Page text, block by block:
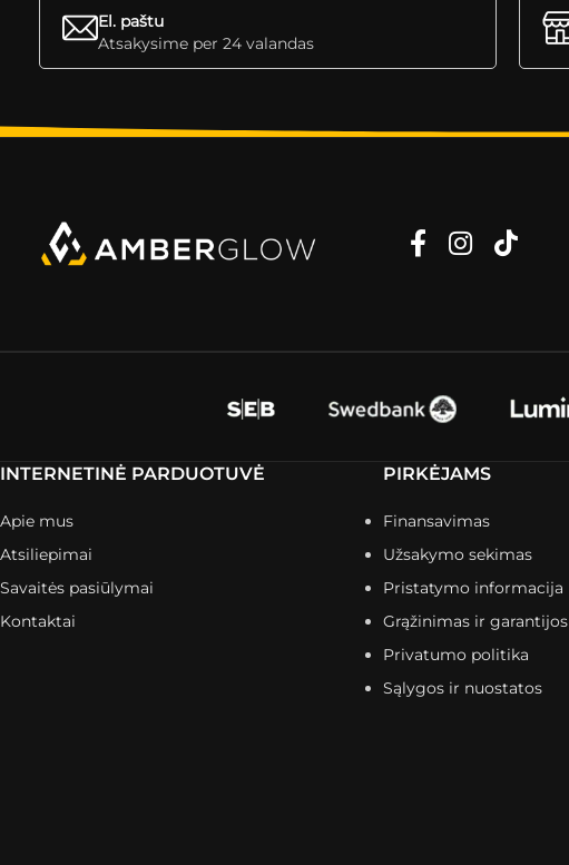
El. paštu
Atsakysime per 24 valandas
INTERNETINĖ PARDUOTUVĖ
Apie mus
Atsiliepimai
Savaitės pasiūlymai
Kontaktai
PIRKĖJAMS
Finansavimas
Užsakymo sekimas
Pristatymo informacija
Grąžinimas ir garantijos
Privatumo politika
Sąlygos ir nuostatos